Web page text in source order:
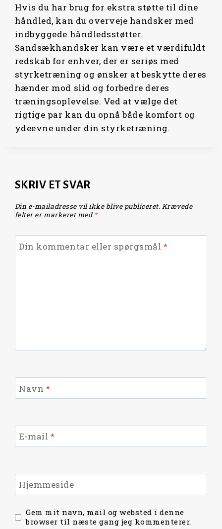
Hvis du har brug for ekstra støtte til dine
håndled, kan du overveje handsker med
indbyggede håndledsstøtter.
Sandsækhandsker kan være et værdifuldt
redskab for enhver, der er seriøs med
styrketræning og ønsker at beskytte deres
hænder mod slid og forbedre deres
træningsoplevelse. Ved at vælge det
rigtige par kan du opnå både komfort og
ydeevne under din styrketræning.
SKRIV ET SVAR
Din e-mailadresse vil ikke blive publiceret. Krævede
felter er markeret med *
Din kommentar eller spørgsmål *
Navn *
E-mail *
Hjemmeside
Gem mit navn, mail og websted i denne
browser til næste gang jeg kommenterer.